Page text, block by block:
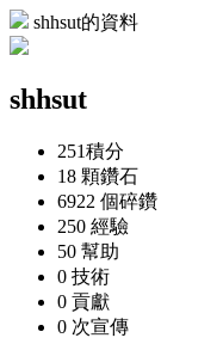
shhsut的資料
shhsut
251積分
18 顆鑽石
6922 個碎鑽
250 經驗
50 幫助
0 技術
0 貢獻
0 次宣傳